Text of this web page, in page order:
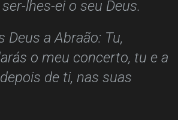
lhes-ei o seu Deus.
Deus a Abraão: Tu,
o meu concerto, tu e a
de ti, nas suas